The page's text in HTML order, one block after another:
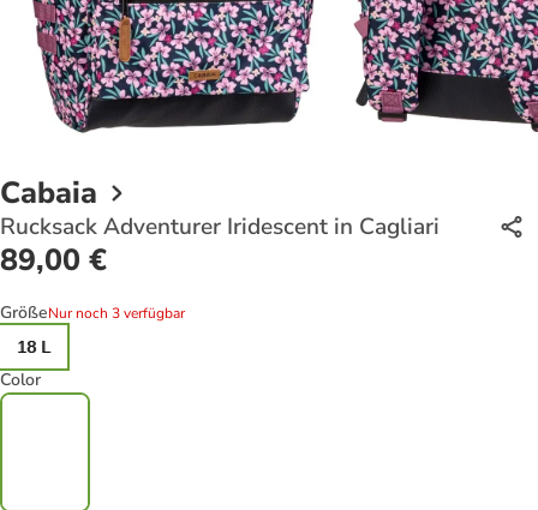
Cabaia
Rucksack Adventurer Iridescent in Cagliari
89,00 €
GrößeNur noch 3 verfügbar
18 L
Color